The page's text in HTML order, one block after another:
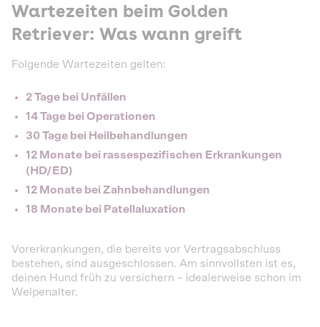
Wartezeiten beim Golden
Retriever: Was wann greift
Folgende Wartezeiten gelten:
2 Tage bei Unfällen
14 Tage bei Operationen
30 Tage bei Heilbehandlungen
12 Monate bei rassespezifischen Erkrankungen
(HD/ED)
12 Monate bei Zahnbehandlungen
18 Monate bei Patellaluxation
Vorerkrankungen, die bereits vor Vertragsabschluss
bestehen, sind ausgeschlossen. Am sinnvollsten ist es,
deinen Hund früh zu versichern – idealerweise schon im
Welpenalter.